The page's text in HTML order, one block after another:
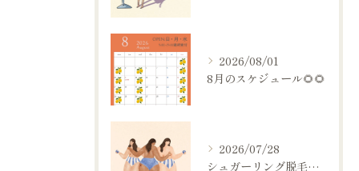
2026/08/01
8月のスケジュール🌻🌻
2026/07/28
シュガーリング脱毛を選ばれる方へ🌷